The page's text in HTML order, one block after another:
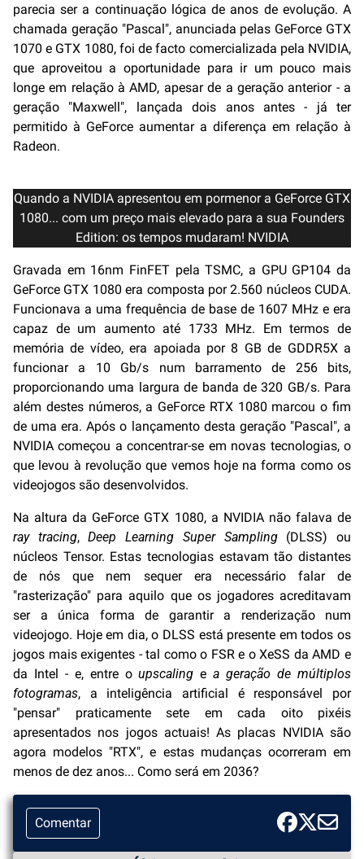
parecia ser a continuação lógica de anos de evolução. A
chamada geração "Pascal", anunciada pelas GeForce GTX
1070 e GTX 1080, foi de facto comercializada pela NVIDIA,
que aproveitou a oportunidade para ir um pouco mais
longe em relação à AMD, apesar de a geração anterior - a
geração "Maxwell", lançada dois anos antes - já ter
permitido à GeForce aumentar a diferença em relação à
Radeon.
Quando a NVIDIA apresentou em pormenor a GeForce GTX
1080... com um preço mais elevado para a sua Founders
Edition: os tempos mudaram! NVIDIA
Gravada em 16nm FinFET pela TSMC, a GPU GP104 da
GeForce GTX 1080 era composta por 2.560 núcleos CUDA.
Funcionava a uma frequência de base de 1607 MHz e era
capaz de um aumento até 1733 MHz. Em termos de
memória de vídeo, era apoiada por 8 GB de GDDR5X a
funcionar a 10 Gb/s num barramento de 256 bits,
proporcionando uma largura de banda de 320 GB/s. Para
além destes números, a GeForce RTX 1080 marcou o fim
de uma era. Após o lançamento desta geração "Pascal", a
NVIDIA começou a concentrar-se em novas tecnologias, o
que levou à revolução que vemos hoje na forma como os
videojogos são desenvolvidos.
Na altura da GeForce GTX 1080, a NVIDIA não falava de
ray tracing,Deep Learning Super Sampling(DLSS) ou
núcleos Tensor. Estas tecnologias estavam tão distantes
de nós que nem sequer era necessário falar de
"rasterização" para aquilo que os jogadores acreditavam
ser a única forma de garantir a renderização num
videojogo. Hoje em dia, o DLSS está presente em todos os
jogos mais exigentes - tal como o FSR e o XeSS da AMD e
da Intel - e, entre oupscaling ea geração de múltiplos
fotogramas, a inteligência artificial é responsável por
"pensar" praticamente sete em cada oito pixéis
apresentados nos jogos actuais! As placas NVIDIA são
agora modelos "RTX", e estas mudanças ocorreram em
menos de dez anos... Como será em 2036?
Comentar